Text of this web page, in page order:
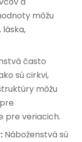
môžu
láska,
často
sú cirkvi,
môžu
pre veriacich.
Náboženstvá sú